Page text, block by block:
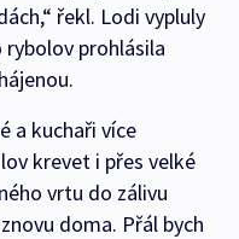
řekl. Lodi vypluly
prohlásila
a kuchaři více
krevet i přes velké
vrtu do zálivu
doma. Přál bych